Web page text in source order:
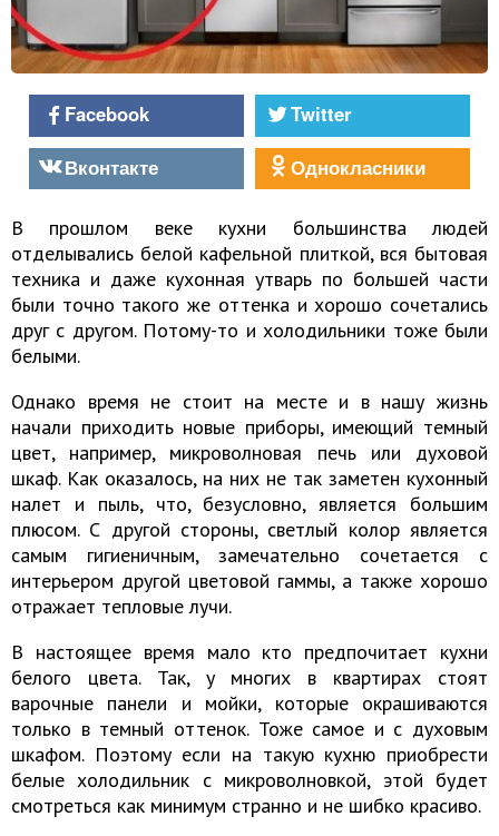
Facebook
Twitter
Вконтакте
Однокласники
В прошлом веке кухни большинства людей
отделывались белой кафельной плиткой, вся бытовая
техника и даже кухонная утварь по большей части
были точно такого же оттенка и хорошо сочетались
друг с другом. Потому-то и холодильники тоже были
белыми.
Однако время не стоит на месте и в нашу жизнь
начали приходить новые приборы, имеющий темный
цвет, например, микроволновая печь или духовой
шкаф. Как оказалось, на них не так заметен кухонный
налет и пыль, что, безусловно, является большим
плюсом. С другой стороны, светлый колор является
самым гигиеничным, замечательно сочетается с
интерьером другой цветовой гаммы, а также хорошо
отражает тепловые лучи.
В настоящее время мало кто предпочитает кухни
белого цвета. Так, у многих в квартирах стоят
варочные панели и мойки, которые окрашиваются
только в темный оттенок. Тоже самое и с духовым
шкафом. Поэтому если на такую кухню приобрести
белые холодильник с микроволновкой, этой будет
смотреться как минимум странно и не шибко красиво.